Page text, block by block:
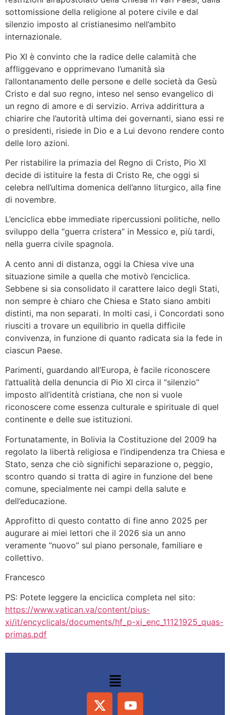
sottomissione della religione al potere civile e dal
silenzio imposto al cristianesimo nell’ambito
internazionale.
Pio XI è convinto che la radice delle calamità che
affliggevano e opprimevano l’umanità sia
l’allontanamento delle persone e delle società da Gesù
Cristo e dal suo regno, inteso nel senso evangelico di
un regno di amore e di servizio. Arriva addirittura a
chiarire che l’autorità ultima dei governanti, siano essi re
o presidenti, risiede in Dio e a Lui devono rendere conto
delle loro azioni.
Per ristabilire la primazia del Regno di Cristo, Pio XI
decide di istituire la festa di Cristo Re, che oggi si
celebra nell’ultima domenica dell’anno liturgico, alla fine
di novembre.
L’enciclica ebbe immediate ripercussioni politiche, nello
sviluppo della “guerra cristera” in Messico e, più tardi,
nella guerra civile spagnola.
A cento anni di distanza, oggi la Chiesa vive una
situazione simile a quella che motivò l’enciclica.
Sebbene si sia consolidato il carattere laico degli Stati,
non sempre è chiaro che Chiesa e Stato siano ambiti
distinti, ma non separati. In molti casi, i Concordati sono
riusciti a trovare un equilibrio in quella difficile
convivenza, in funzione di quanto radicata sia la fede in
ciascun Paese.
Parimenti, guardando all’Europa, è facile riconoscere
l’attualità della denuncia di Pio XI circa il “silenzio”
imposto all’identità cristiana, che non si vuole
riconoscere come essenza culturale e spirituale di quel
continente e delle sue istituzioni.
Fortunatamente, in Bolivia la Costituzione del 2009 ha
regolato la libertà religiosa e l’indipendenza tra Chiesa e
Stato, senza che ciò significhi separazione o, peggio,
scontro quando si tratta di agire in funzione del bene
comune, specialmente nei campi della salute e
dell’educazione.
Approfitto di questo contatto di fine anno 2025 per
augurare ai miei lettori che il 2026 sia un anno
veramente “nuovo” sul piano personale, familiare e
collettivo.
Francesco
PS: Potete leggere la enciclica completa nel sito:
https://www.vatican.va/content/pius-
xi/it/encyclicals/documents/hf_p-xi_enc_11121925_quas-
primas.pdf